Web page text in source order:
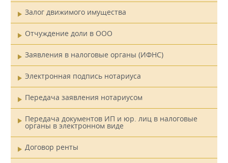
Залог движимого имущества
Отчуждение доли в ООО
Заявления в налоговые органы (ИФНС)
Электронная подпись нотариуса
Передача заявления нотариусом
Передача документов ИП и юр. лиц в налоговые
органы в электронном виде
Договор ренты